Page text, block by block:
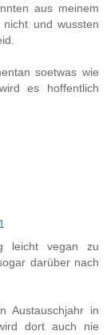
aus meinem
und wussten
soetwas wie
es hoffentlich
leicht vegan zu
darüber nach
Austauschjahr in
dort auch nie